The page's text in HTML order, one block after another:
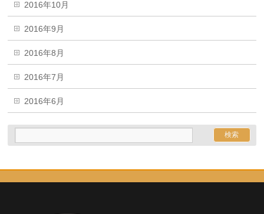
2016年10月
2016年9月
2016年8月
2016年7月
2016年6月